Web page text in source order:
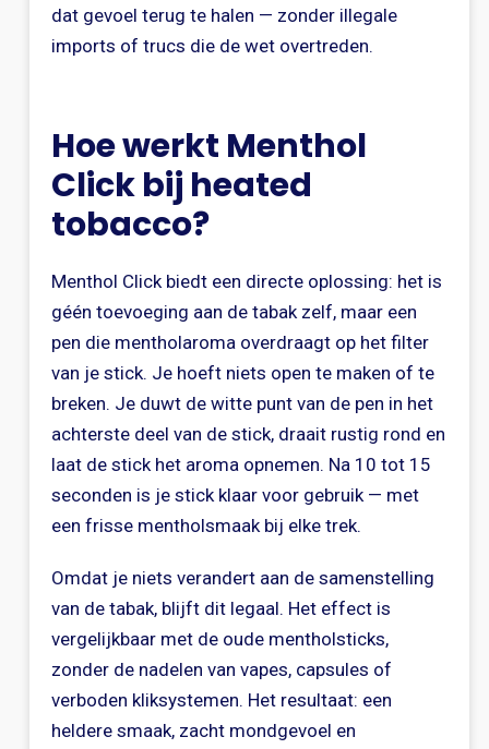
dat gevoel terug te halen — zonder illegale
imports of trucs die de wet overtreden.
Hoe werkt Menthol
Click bij heated
tobacco?
Menthol Click biedt een directe oplossing: het is
géén toevoeging aan de tabak zelf, maar een
pen die mentholaroma overdraagt op het filter
van je stick. Je hoeft niets open te maken of te
breken. Je duwt de witte punt van de pen in het
achterste deel van de stick, draait rustig rond en
laat de stick het aroma opnemen. Na 10 tot 15
seconden is je stick klaar voor gebruik — met
een frisse mentholsmaak bij elke trek.
Omdat je niets verandert aan de samenstelling
van de tabak, blijft dit legaal. Het effect is
vergelijkbaar met de oude mentholsticks,
zonder de nadelen van vapes, capsules of
verboden kliksystemen. Het resultaat: een
heldere smaak, zacht mondgevoel en